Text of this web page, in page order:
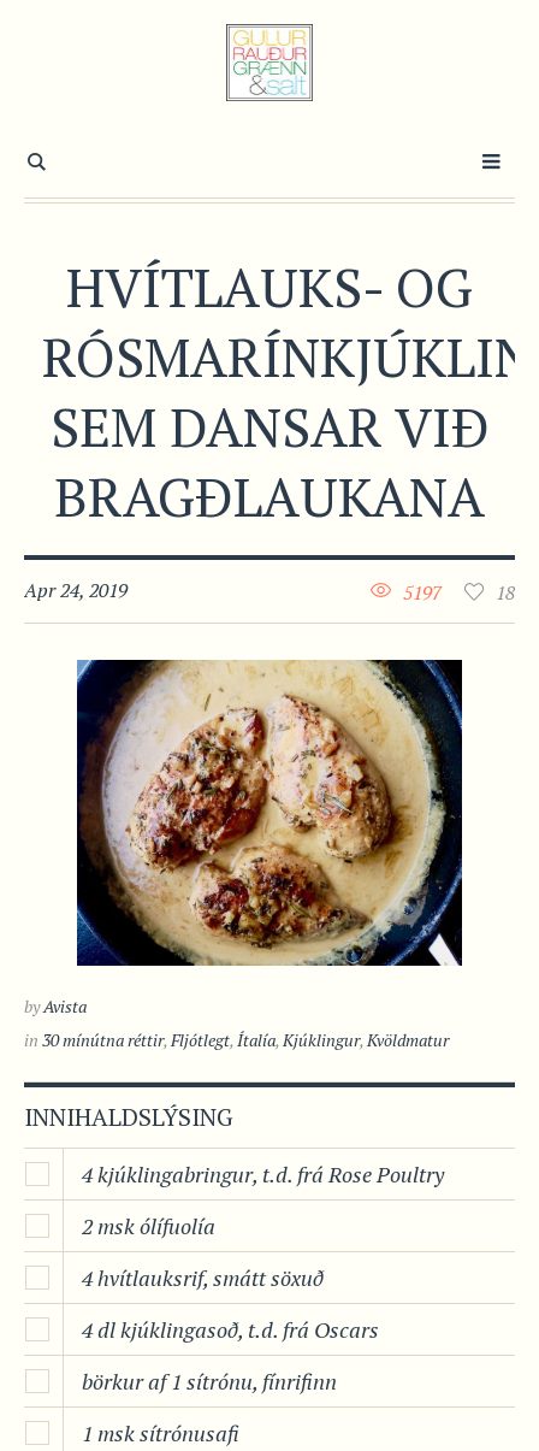
HVÍTLAUKS- OG
SEM DANSAR VIÐ
BRAGÐLAUKANA
Apr 24, 2019 18
5197
byAvista
in 30 mínútna réttir, Fljótlegt, Ítalía, Kjúklingur, Kvöldmatur
INNIHALDSLÝSING
4 kjúklingabringur, t.d. frá Rose Poultry
2 msk ólífuolía
4 hvítlauksrif, smátt söxuð
4 dl kjúklingasoð, t.d. frá Oscars
börkur af 1 sítrónu, fínrifinn
1 msk sítrónusafi